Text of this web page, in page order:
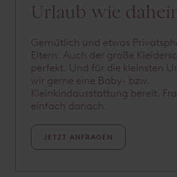
Urlaub wie
Gemütlich und etwas
Eltern. Auch der große
perfekt. Und für die kleinsten
wir gerne eine Baby- bzw.
Kleinkindausstattung bereit.
einfach danach.
JETZT ANFRAGEN